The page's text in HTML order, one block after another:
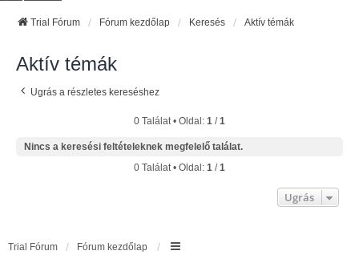
Trial Fórum Fórum kezdőlap Keresés Aktív témák
Aktív témák
Ugrás a részletes kereséshez
0 Találat • Oldal: 1 /1
Nincs a keresési feltételeknek megfelelő találat.
0 Találat • Oldal: 1 /1
Ugrás
Trial Fórum Fórum kezdőlap